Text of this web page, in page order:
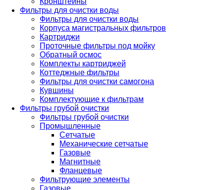
Фильтры для очистки воды
Фильтры для очистки воды
Корпуса магистральных фильтров
Картриджи
Проточные фильтры под мойку
Обратный осмос
Комплекты картриджей
Коттеджные фильтры
Фильтры для очистки самогона
Кувшины
Комплектующие к фильтрам
Фильтры грубой очистки
Фильтры грубой очистки
Промышленные
Сетчатые
Механические сетчатые
Газовые
Магнитные
Фланцевые
Фильтрующие элементы